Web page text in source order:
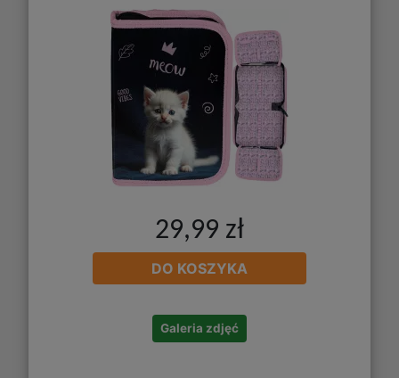
29,99 zł
DO KOSZYKA
Galeria zdjęć